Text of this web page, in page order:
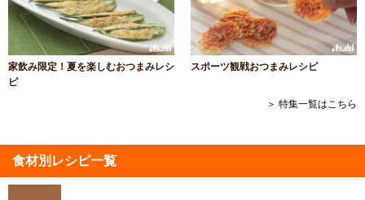
家飲み限定！夏を楽しむおつまみレシ
ピ
スポーツ観戦おつまみレシピ
＞ 特集一覧はこちら
食材別レシピ一覧